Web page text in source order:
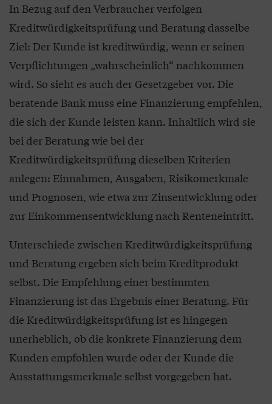
In Bezug auf den Verbraucher verfolgen
Kreditwürdigkeitsprüfung und Beratung dasselbe
Ziel: Der Kunde ist kreditwürdig, wenn er seinen
Verpflichtungen „wahrscheinlich“ nachkommen
wird. So sieht es auch der Gesetzgeber vor. Die
beratende Bank muss eine Finanzierung empfehlen,
die sich der Kunde leisten kann. Inhaltlich wird sie
bei der Beratung wie bei der
Kreditwürdigkeitsprüfung dieselben Kriterien
anlegen: Einnahmen, Ausgaben, Risikomerkmale
und Prognosen, wie etwa zur Zinsentwicklung oder
zur Einkommensentwicklung nach Renteneintritt.
Unterschiede zwischen Kreditwürdigkeitsprüfung
und Beratung ergeben sich beim Kreditprodukt
selbst. Die Empfehlung einer bestimmten
Finanzierung ist das Ergebnis einer Beratung. Für
die Kreditwürdigkeitsprüfung ist es hingegen
unerheblich, ob die konkrete Finanzierung dem
Kunden empfohlen wurde oder der Kunde die
Ausstattungsmerkmale selbst vorgegeben hat.